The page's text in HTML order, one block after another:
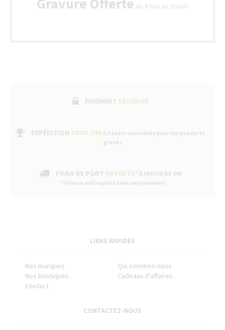
du 8 Mai au 30 juin
PAIEMENT SÉCURISÉ
EXPÉDITION SOUS 24H 2/3 jours ouvrables pour les produits
gravés
FRAIS DE PORT OFFERTS* À PARTIR DE 99€
* France métropolitaine uniquement
LIENS RAPIDES
Nos marques
Qui sommes-nous
Nos boutiques
Cadeaux d'affaires
Contact
CONTACTEZ-NOUS